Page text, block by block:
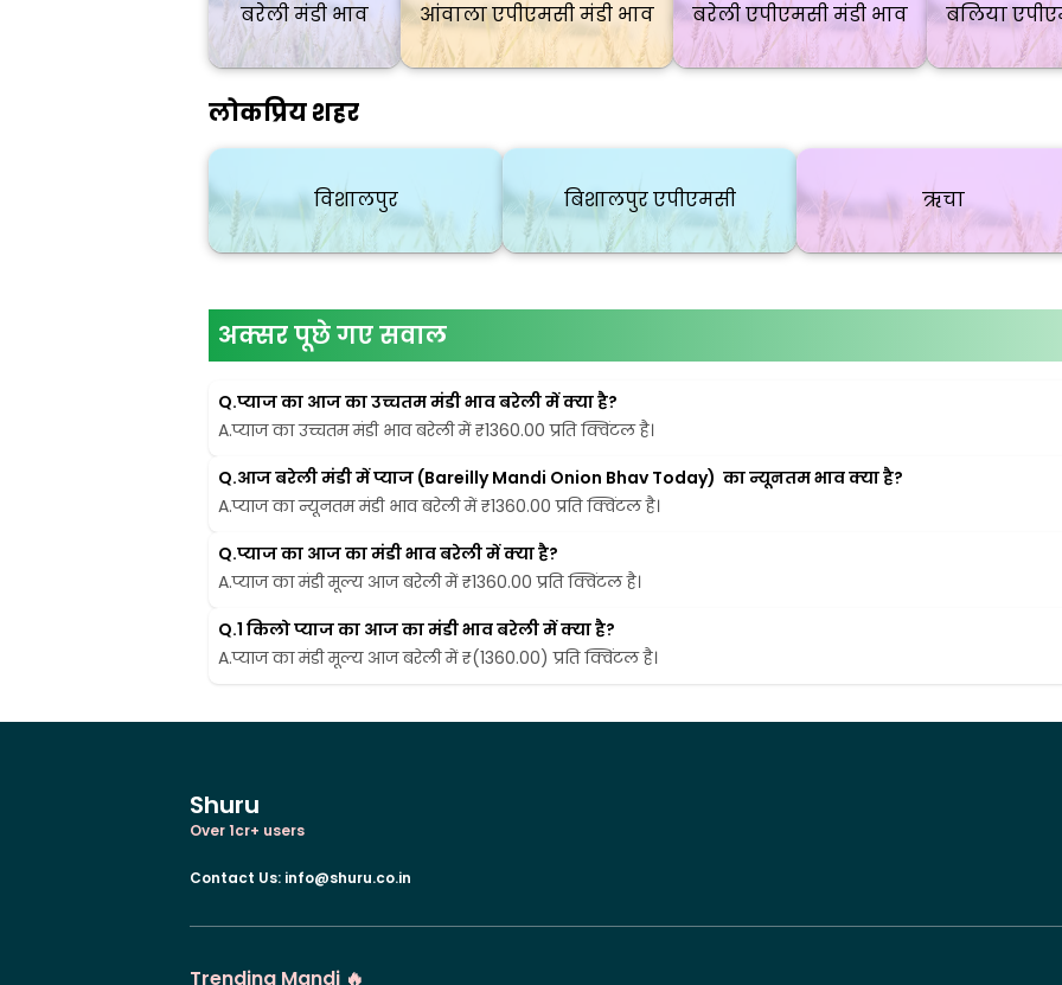
बरेली मंडी भाव आंवाला एपीएमसी मंडी भाव बरेली एपीएमसी मंडी भाव बलिया
लोकप्रिय शहर
विशालपुर बिशालपुर एपीएमसी ऋचा
अक्सर पूछे गए सवाल
Q.प्याज का आज का उच्चतम मंडी भाव बरेली में क्या है?
A.प्याज का उच्चतम मंडी भाव बरेली में ₹1360.00 प्रति क्विंटल है।
Q.आज बरेली मंडी में प्याज (Bareilly Mandi Onion Bhav Today)  का न्यूनतम भाव क्या है?
A.प्याज का न्यूनतम मंडी भाव बरेली में ₹1360.00 प्रति क्विंटल है।
Q.प्याज का आज का मंडी भाव बरेली में क्या है?
A.प्याज का मंडी मूल्य आज बरेली में ₹1360.00 प्रति क्विंटल है।
Q.1 किलो प्याज का आज का मंडी भाव बरेली में क्या है?
A.प्याज का मंडी मूल्य आज बरेली में ₹(1360.00) प्रति क्विंटल है।
Shuru
Over 1cr+ users
Contact Us: info@shuru.co.in
Trending Mandi 🔥